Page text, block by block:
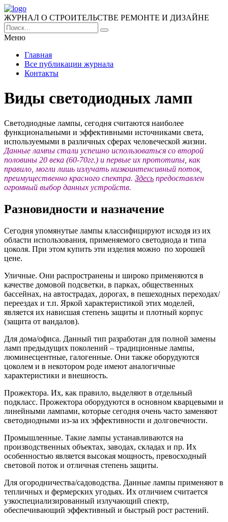
ЖУРНАЛ О СТРОИТЕЛЬСТВЕ РЕМОНТЕ И ДИЗАЙНЕ
Меню
Главная
Все публикации журнала
Контакты
Виды светодиодных ламп
Светодиодные лампы, сегодня считаются наиболее
функциональными и эффективными источниками света,
используемыми в различных сферах человеческой жизни.
Данные лампы стали успешно использоваться со второй
половины 20 века (60-70гг.) и первые их прототипы, как
правило, могли лишь излучать низкоинтенсивный поток,
преимущественно красного спектра. Здесь предоставлен
огромный выбор данных устройств.
Разновидности и назначение
Сегодня упомянутые лампы классифицируют исходя из их
области использования, применяемого светодиода и типа
цоколя. При этом купить эти изделия можно по хорошей
цене.
Уличные. Они распространены и широко применяются в
качестве домовой подсветки, в парках, общественных
бассейнах, на автострадах, дорогах, в пешеходных переходах/
переездах и т.п. Яркой характеристикой этих моделей,
является их нависшая степень защиты и плотный корпус
(защита от вандалов).
Для дома/офиса. Данный тип разработан для полной замены
ламп предыдущих поколений – традиционные лампы,
люминесцентные, галогенные. Они также оборудуются
цоколем и в некотором роде имеют аналогичные
характеристики и внешность.
Прожектора. Их, как правило, выделяют в отдельный
подкласс. Прожектора оборудуются в основном кварцевыми и
линейными лампами, которые сегодня очень часто заменяют
светодиодными из-за их эффективности и долговечности.
Промышленные. Такие лампы устанавливаются на
производственных объектах, заводах, складах и пр. Их
особенностью является высокая мощность, превосходный
световой поток и отличная степень защиты.
Для огородничества/садоводства. Данные лампы применяют в
тепличных и фермерских угодьях. Их отличием считается
узкоспециализированный излучающий спектр,
обеспечивающий эффективный и быстрый рост растений.